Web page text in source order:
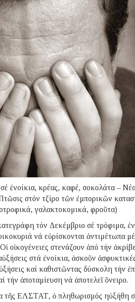
ἐνοίκια, κρέας, καφέ, σοκολάτα –
στόν τζίρο τῶν ἐμπορικῶν
γαλακτοκομικά, φροῦτα)
τόν Δεκέμβριο σέ τρόφιμα,
νά εὑρίσκονται ἀντιμέτωπα
οἰκογένειες στενάζουν ἀπό τήν
στά ἐνοίκια, ἀσκοῦν
καί καθιστῶντας δύσκολη τήν
τήν ἀποταμίευση νά ἀποτελεῖ ὄνειρο.
τῆς ΕΛΣΤΑΤ, ὁ πληθωρισμός ηὐξήθη